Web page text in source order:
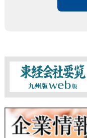
■個人情報の第三者提
■ 個人情報提供の任意
個人情報のご提供は任
だけなかった場合は、
ますのでご了承ください。
当社は、本人が自己の個
追加・削除・利用停止・
人または代理人の請求
東経会社要覧web版